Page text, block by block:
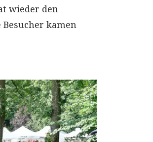
wieder den
kamen